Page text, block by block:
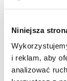
Niniejsza
i reklam, aby
analizować